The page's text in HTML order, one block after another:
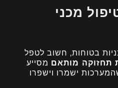
מכני
בטוחות, חשוב לטפל
תחזוקה מותאם מסייע
ישמרו וישפרו